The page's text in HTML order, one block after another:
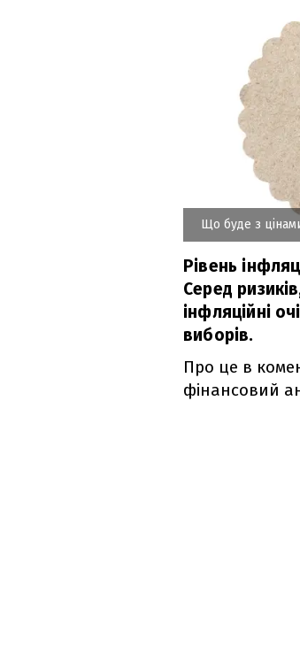
Що буде з
Рівень
Серед
інфляційні
виборів.
Про це в
фінансовий